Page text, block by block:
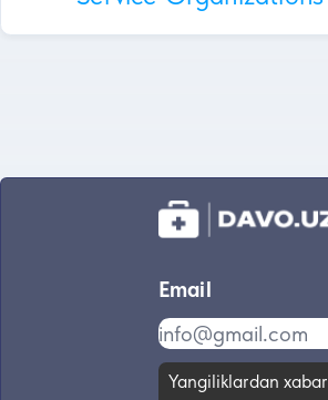
Email
Yangiliklardan xabar